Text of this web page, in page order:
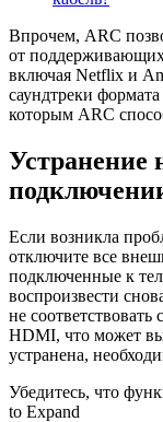
Впрочем, ARC
от
включая Netflix и
саундтреки
которым ARC
Устранение
Если возникла
отключите все
подключенные к
воспроизвести
не
HDMI, что может
устранена,
Убедитесь, что
to Expand